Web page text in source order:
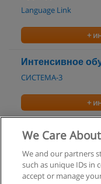
Language Link
+
Интенсивное
СИСТЕМА-3
+
Лексико-
+
We Care
We and our partners
such as unique IDs in
accept or manage